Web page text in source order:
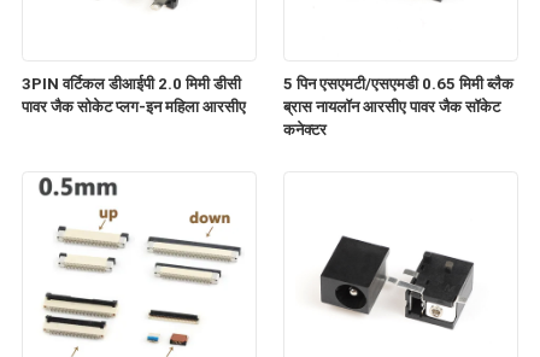
3PIN वर्टिकल डीआईपी 2.0 मिमी डीसी
पावर जैक सोकेट प्लग-इन महिला आरसीए
5 पिन एसएमटी/एसएमडी 0.65 मिमी ब्लैक
ब्रास नायलॉन आरसीए पावर जैक सॉकेट
कनेक्टर